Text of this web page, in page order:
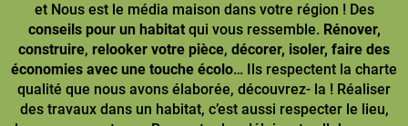
et Nous est le média maison dans votre région ! Des
conseils pour un habitatqui vous ressemble. Rénover,
construire, relooker votre pièce, décorer, isoler, faire des
économies avec une touche écolo… Ils respectent la charte
qualité que nous avons élaborée, découvrez- la ! Réaliser
des travaux dans un habitat, c’est aussi respecter le lieu,